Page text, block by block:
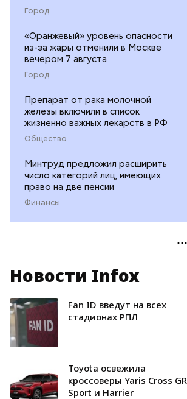
Город
«Оранжевый» уровень опасности
из-за жары отменили в Москве
вечером 7 августа
Город
Препарат от рака молочной
железы включили в список
жизненно важных лекарств в РФ
Общество
Минтруд предложил расширить
число категорий лиц, имеющих
право на две пенсии
Финансы
Новости Infox
Fan ID введут на всех
стадионах РПЛ
Toyota освежила
кроссоверы Yaris Cross GR
Sport и Harrier